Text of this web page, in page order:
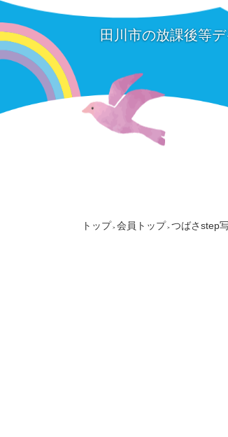
田川市の放課後等
トップ > 会員トップ > つばさstep